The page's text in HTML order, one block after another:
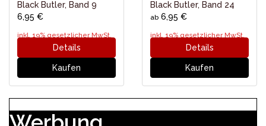
Black Butler, Band 9
6,95 €
inkl. 19% gesetzlicher MwSt.
Details
Kaufen
Black Butler, Band 24
ab 6,95 €
inkl. 19% gesetzlicher MwSt.
Details
Kaufen